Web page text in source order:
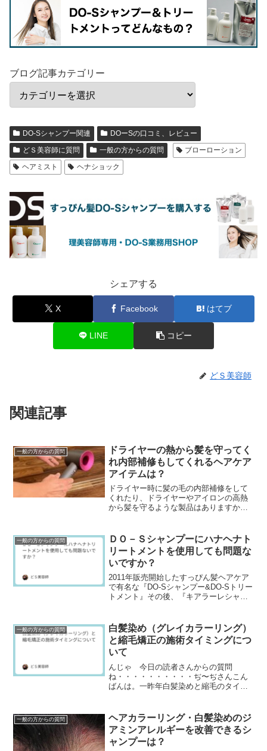
ブログ記事カテゴリー
DO-Sシャンプー関連
DOーSの口コミ、レビュー
どＳ美容師に質問
一般の方からの質問
ブローローション
ヘアミスト
ヘナショック
シェアする
X Facebook はてブ
LINE コピー
どＳ美容師
関連記事
一般の方からの質問
ドライヤーの熱から髪を守ってく
れ内部補修もしてくれるヘアケア
アイテムは？
ドライヤー時に髪の毛の内部補修をして
くれたり、ドライヤーやアイロンの高熱
から髪を守るような製品はありますか？
なんかで髪の毛のケラ...
一般の方からの質問
ＤＯ－Ｓシャンプーにハナヘナト
リートメントを使用しても問題な
いですか？
2011年販売開始したすっぴん髪ヘアケア
で有名な『DO-Sシャンプー&DO-Sトリー
トメント』その後、『キアラーレシャン
ト』...
一般の方からの質問
白髪染め（グレイカラーリング）
と縮毛矯正の施術タイミングにつ
いて
んじゃ 今日の読者さんからの質問
ね・・・・・・・・・・ぢ〜ぢさんこん
ばんは。一昨年白髪染めと縮毛のタイミ
いたように、縮毛...
一般の方からの質問
ヘアカラーリング・白髪染めのジ
アミンアレルギーを改善できるシ
ャンプーは？